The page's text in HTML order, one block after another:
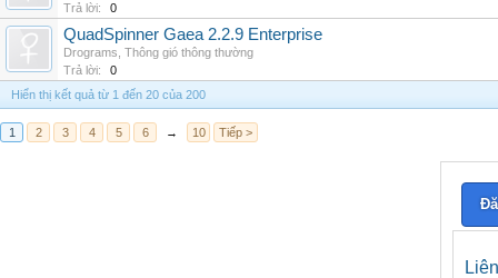
Trả lời:
0
QuadSpinner Gaea 2.2.9 Enterprise
Drograms Thông gió thông thường
Trả lời:
0
Hiển thị kết quả từ 1 đến 20 của 200
1 2 3 4 5 6 → 10 Tiếp >